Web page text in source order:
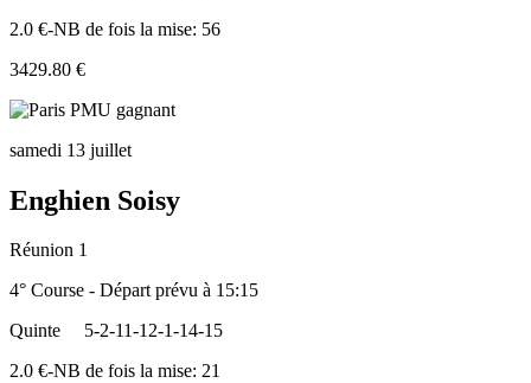
2.0 €-NB de fois la mise: 56
3429.80 €
samedi 13 juillet
Enghien Soisy
Réunion 1
4° Course - Départ prévu à 15:15
Quinte
5-2-11-12-1-14-15
2.0 €-NB de fois la mise: 21